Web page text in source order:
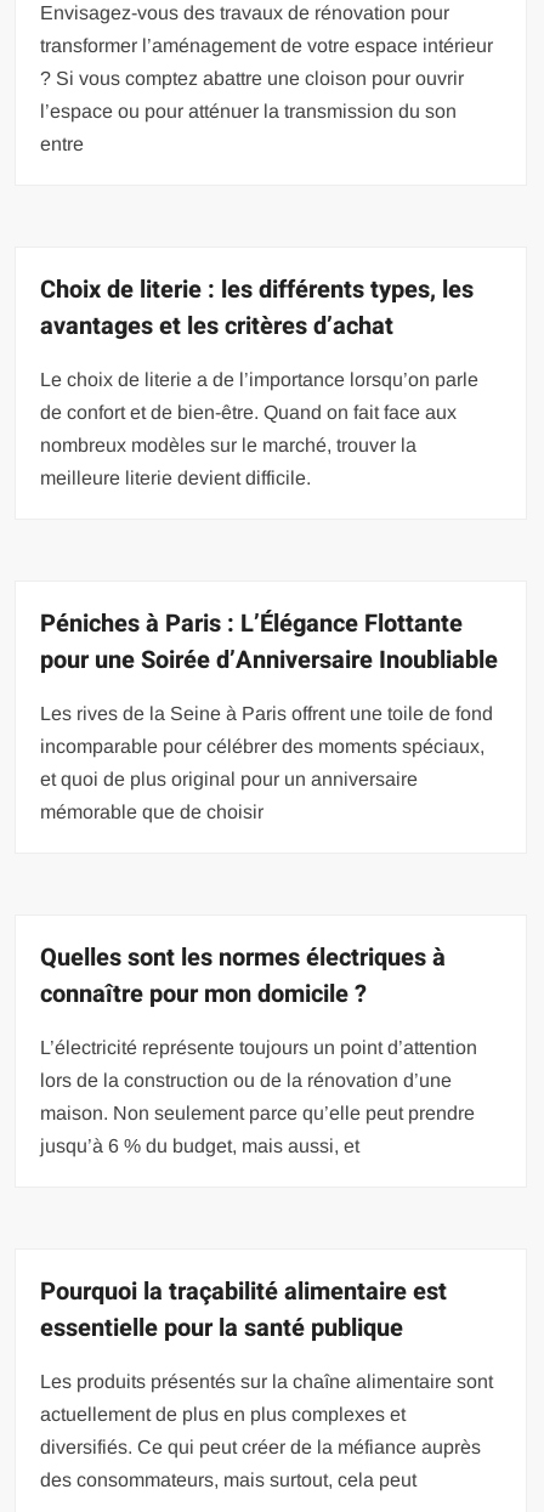
Envisagez-vous des travaux de rénovation pour
transformer l’aménagement de votre espace intérieur
? Si vous comptez abattre une cloison pour ouvrir
l’espace ou pour atténuer la transmission du son
entre
Choix de literie : les différents types, les
avantages et les critères d’achat
Le choix de literie a de l’importance lorsqu’on parle
de confort et de bien-être. Quand on fait face aux
nombreux modèles sur le marché, trouver la
meilleure literie devient difficile.
Péniches à Paris : L’Élégance Flottante
pour une Soirée d’Anniversaire Inoubliable
Les rives de la Seine à Paris offrent une toile de fond
incomparable pour célébrer des moments spéciaux,
et quoi de plus original pour un anniversaire
mémorable que de choisir
Quelles sont les normes électriques à
connaître pour mon domicile ?
L’électricité représente toujours un point d’attention
lors de la construction ou de la rénovation d’une
maison. Non seulement parce qu’elle peut prendre
jusqu’à 6 % du budget, mais aussi, et
Pourquoi la traçabilité alimentaire est
essentielle pour la santé publique
Les produits présentés sur la chaîne alimentaire sont
actuellement de plus en plus complexes et
diversifiés. Ce qui peut créer de la méfiance auprès
des consommateurs, mais surtout, cela peut